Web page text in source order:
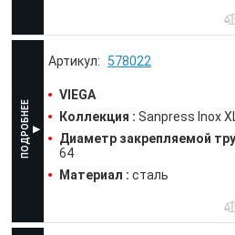
578022
VIEGA
Коллекция : Sanpress Inox
Диаметр закрепляемой
64
Материал : сталь